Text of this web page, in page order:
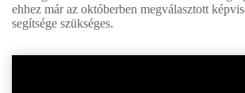
ehhez már az októberben megválasztott
segítsége szükséges.